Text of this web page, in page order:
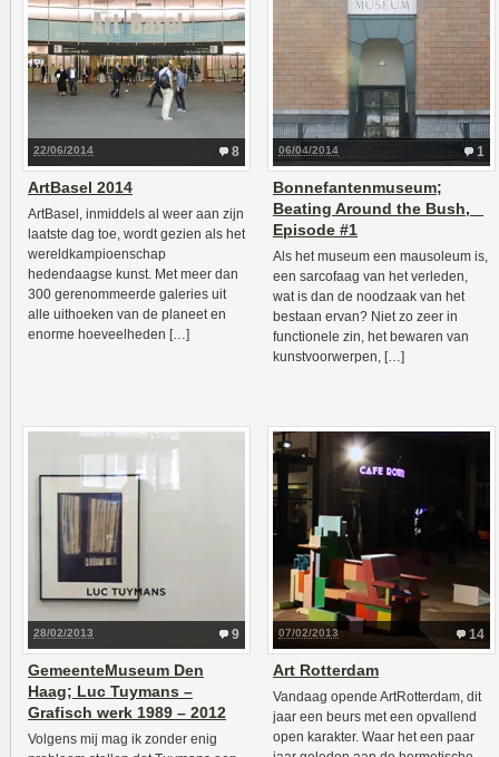
8
22/06/2014
ArtBasel 2014
ArtBasel, inmiddels al weer aan zijn
laatste dag toe, wordt gezien als het
wereldkampioenschap
hedendaagse kunst. Met meer dan
300 gerenommeerde galeries uit
alle uithoeken van de planeet en
enorme hoeveelheden […]
1
06/04/2014
Bonnefantenmuseum;
Beating Around the Bush,
Episode #1
Als het museum een mausoleum is,
een sarcofaag van het verleden,
wat is dan de noodzaak van het
bestaan ervan? Niet zo zeer in
functionele zin, het bewaren van
kunstvoorwerpen, […]
9
28/02/2013
GemeenteMuseum Den
Haag; Luc Tuymans –
Grafisch werk 1989 – 2012
Volgens mij mag ik zonder enig
14
07/02/2013
Art Rotterdam
Vandaag opende ArtRotterdam, dit
jaar een beurs met een opvallend
open karakter. Waar het een paar